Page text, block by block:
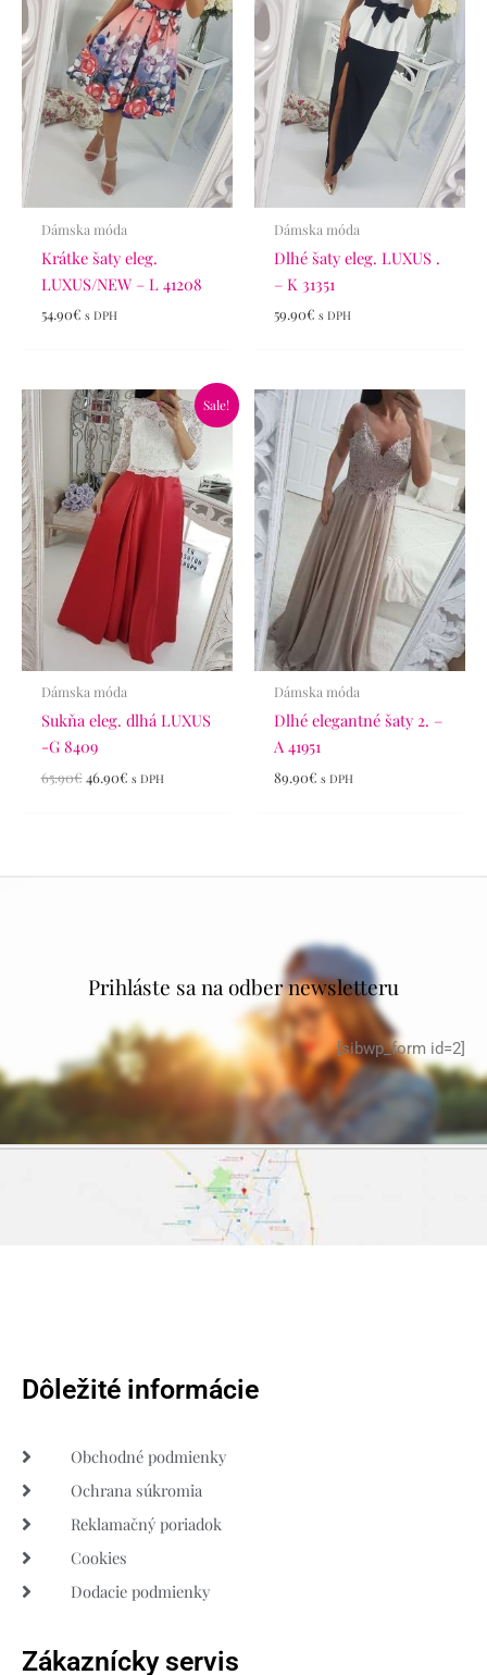
Dámska móda
Krátke šaty eleg.
LUXUS/NEW – L 41208
54.90€ s DPH
Dámska móda
Dlhé šaty eleg. LUXUS .
– K 31351
59.90€ s DPH
Sale!
Dámska móda
Sukňa eleg. dlhá LUXUS
-G 8409
65.90€
Pôvodná
cena
bola:
65.90€.
46.90€
Aktuálna
cena
je:
46.90€.
s DPH
Dámska móda
Dlhé elegantné šaty 2. –
A 41951
89.90€ s DPH
Prihláste sa na odber newsletteru
[sibwp_form id=2]
Dôležité informácie
Obchodné podmienky
Ochrana súkromia
Reklamačný poriadok
Cookies
Dodacie podmienky
Zákaznícky servis